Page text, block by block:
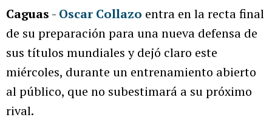
Caguas - Oscar Collazo entra en la recta final
de su preparación para una nueva defensa de
sus títulos mundiales y dejó claro este
miércoles, durante un entrenamiento abierto
al público, que no subestimará a su próximo
rival.